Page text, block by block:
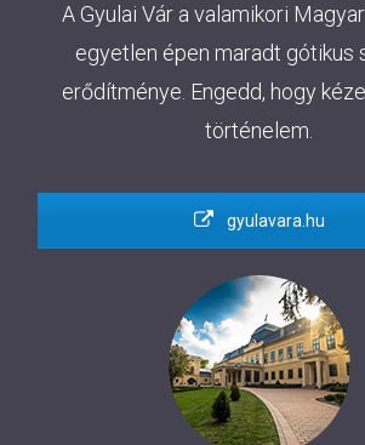
A Gyulai Vár a valamikori
egyetlen épen maradt gótikus
erődítménye. Engedd, hogy
történelem.
gyulavara.hu